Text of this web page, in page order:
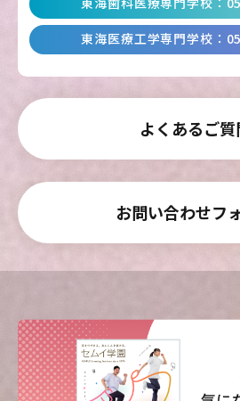
よくあるご質
お問い合わせフ
東海医療工学専門学校 ：
東海
専門学
専門学
東海
専門学校
東海
専門学
専門学
東海
専門学校
東海
専門学
専門学
東海
専門学校
東海
専門学
専門学
東海
専門学校